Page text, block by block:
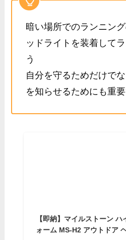
暗い場所でのランニン
ッドライトを装着して
う
自分を守るためだけで
を知らせるためにも重
【即納】マイルストーン
ォーム MS-H2 アウトドア